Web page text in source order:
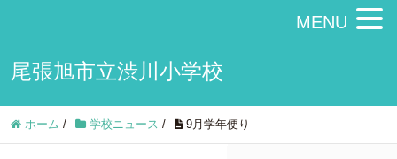
尾張旭市立渋川小学校
ホーム / 学校ニュース / 9月学年便り
MENU